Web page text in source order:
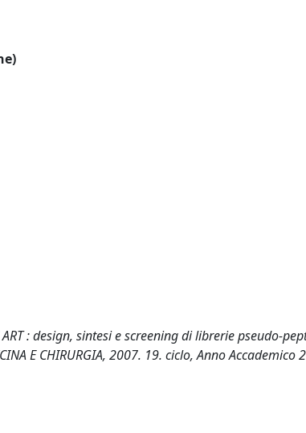
: design, sintesi e screening di librerie pseudo-
E CHIRURGIA, 2007. 19. ciclo, Anno Accademico